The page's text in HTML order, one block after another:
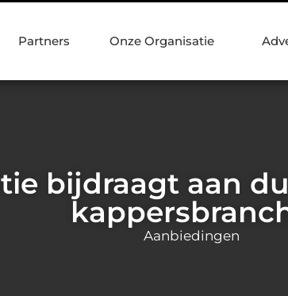
Partners Onze Organisatie
bijdraagt aan
Aanbiedingen